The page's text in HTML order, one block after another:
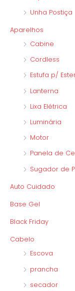
Unha Postiça
Aparelhos
Cabine
Cordless
Estufa p/
Lanterna
Lixa Elétrica
Luminária
Motor
Panela de
Sugador de
Auto Cuidado
Base Gel
Black Friday
Cabelo
Escova
prancha
secador